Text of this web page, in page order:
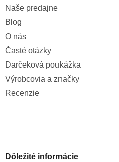
Naše predajne
Blog
O nás
Časté otázky
Darčeková poukážka
Výrobcovia a značky
Recenzie
Dôležité informácie